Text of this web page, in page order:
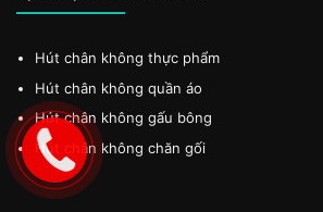
Hút chân không thực phẩm
Hút chân không quần áo
Hút chân không gấu bông
Hút chân không chăn gối